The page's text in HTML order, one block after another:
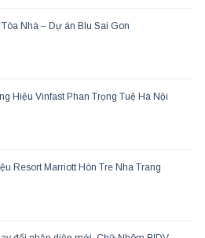
Nhà – Dự án Blu Sai Gon
Hiệu Vinfast Phan Trọng Tuệ Hà Nội
Resort Marriott Hòn Tre Nha Trang